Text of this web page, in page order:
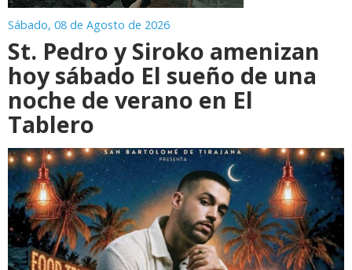
Sábado, 08 de Agosto de 2026
St. Pedro y Siroko amenizan
hoy sábado El sueño de una
noche de verano en El
Tablero